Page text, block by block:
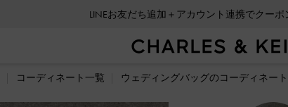
LINEお友だち追加＋アカウント連携でクーポ
コーディネート一覧 ウェディングバッグのコーディネート